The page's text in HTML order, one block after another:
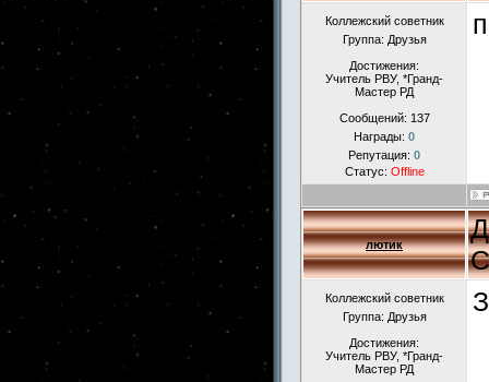
Коллежский советник
Группа: Друзья
Достижения:
Учитель РВУ, *Гранд-
Мастер РД
Сообщений: 137
Награды: 0
Репутация: 0
Статус: Offline
лютик
Коллежский советник
Группа: Друзья
Достижения:
Учитель РВУ, *Гранд-
Мастер РД